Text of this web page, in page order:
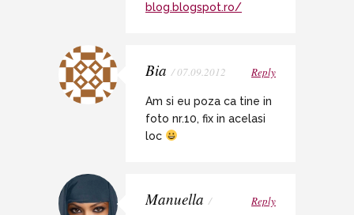
blog.blogspot.ro/
Bia / 07.09.2012 Reply
Am si eu poza ca tine in
foto nr.10, fix in acelasi
loc
Manuella /
Reply